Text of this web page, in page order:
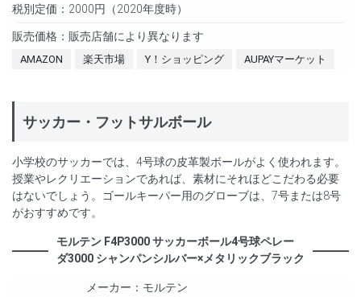
税別定価：2000円（2020年度時）
販売価格：販売店舗により異なります
AMAZON 楽天市場 Y！ショッピング AUPAYマーケット
サッカー・フットサルボール
小学校のサッカーでは、4号球の皮革製ボールがよく使われます。
授業やレクリエーションであれば、素材にそれほどこだわる必要
はないでしょう。ゴールキーパー用のグローブは、7号または8号
がおすすめです。
モルテン F4P3000 サッカーボール4号球ペレー
ダ3000 シャンパンシルバー×メタリックブラック
メーカー：モルテン